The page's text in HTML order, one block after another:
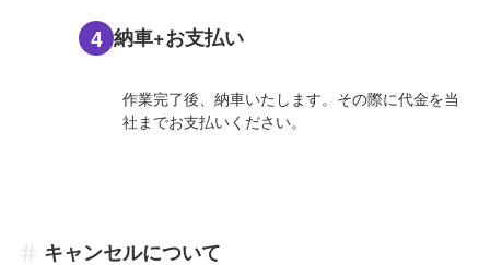
4 納車+お支払い
作業完了後、納車いたします。その際に代金を当
社までお支払いください。
キャンセルについて